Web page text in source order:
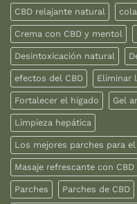
CBD relajante natural
Crema con CBD y mentol
Desintoxicación natural
efectos del CBD Eliminar
Fortalecer el hígado Gel
Limpieza hepática
Los mejores parches para
Masaje refrescante con CBD
Parches Parches de CBD